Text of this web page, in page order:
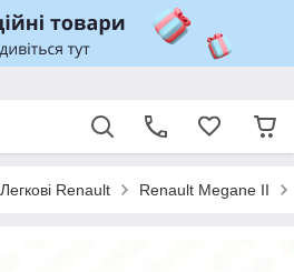
Легкові Renault Renault Megane II